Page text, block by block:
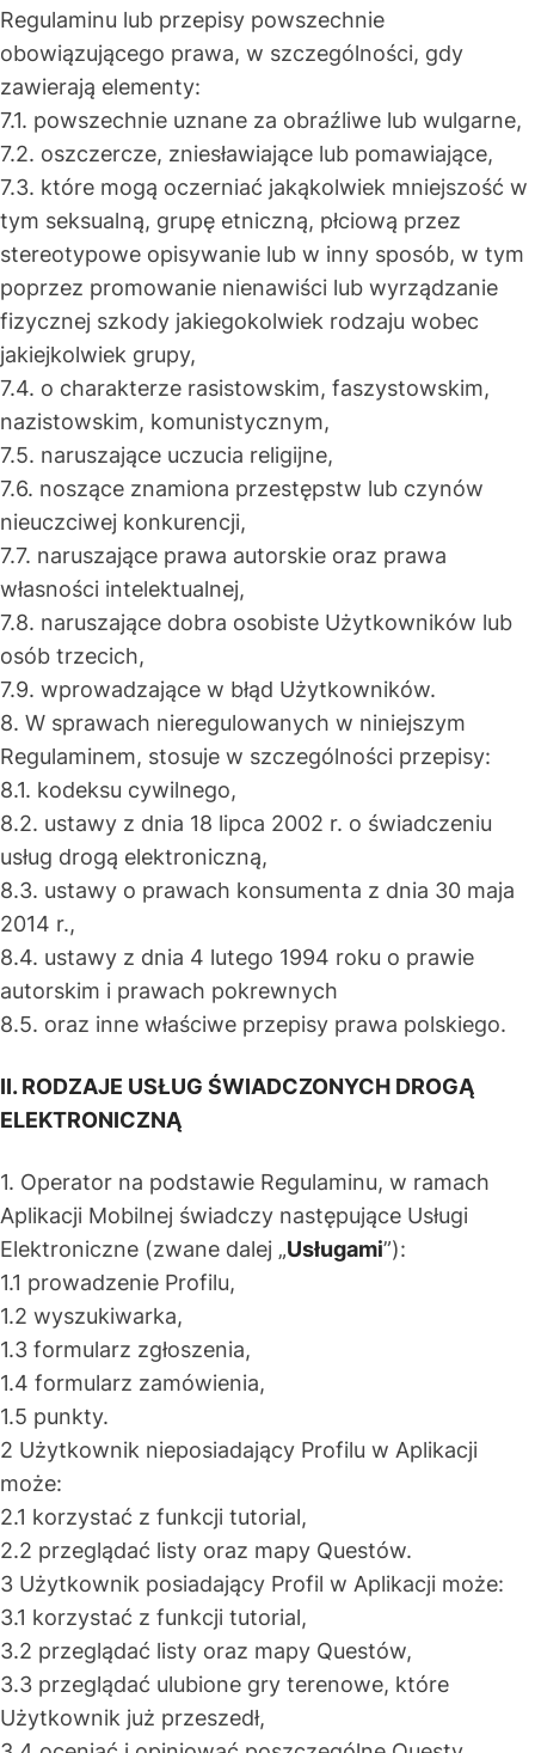
Regulaminu lub przepisy powszechnie
obowiązującego prawa, w szczególności, gdy
zawierają elementy:
7.1. powszechnie uznane za obraźliwe lub wulgarne,
7.2. oszczercze, zniesławiające lub pomawiające,
7.3. które mogą oczerniać jakąkolwiek mniejszość w
tym seksualną, grupę etniczną, płciową przez
stereotypowe opisywanie lub w inny sposób, w tym
poprzez promowanie nienawiści lub wyrządzanie
fizycznej szkody jakiegokolwiek rodzaju wobec
jakiejkolwiek grupy,
7.4. o charakterze rasistowskim, faszystowskim,
nazistowskim, komunistycznym,
7.5. naruszające uczucia religijne,
7.6. noszące znamiona przestępstw lub czynów
nieuczciwej konkurencji,
7.7. naruszające prawa autorskie oraz prawa
własności intelektualnej,
7.8. naruszające dobra osobiste Użytkowników lub
osób trzecich,
7.9. wprowadzające w błąd Użytkowników.
8. W sprawach nieregulowanych w niniejszym
Regulaminem, stosuje w szczególności przepisy:
8.1. kodeksu cywilnego,
8.2. ustawy z dnia 18 lipca 2002 r. o świadczeniu
usług drogą elektroniczną,
8.3. ustawy o prawach konsumenta z dnia 30 maja
2014 r.,
8.4. ustawy z dnia 4 lutego 1994 roku o prawie
autorskim i prawach pokrewnych
8.5. oraz inne właściwe przepisy prawa polskiego.
II. RODZAJE USŁUG ŚWIADCZONYCH DROGĄ
ELEKTRONICZNĄ
1. Operator na podstawie Regulaminu, w ramach
Aplikacji Mobilnej świadczy następujące Usługi
Elektroniczne (zwane dalej „Usługami”):
1.1 prowadzenie Profilu,
1.2 wyszukiwarka,
1.3 formularz zgłoszenia,
1.4 formularz zamówienia,
1.5 punkty.
2 Użytkownik nieposiadający Profilu w Aplikacji
może:
2.1 korzystać z funkcji tutorial,
2.2 przeglądać listy oraz mapy Questów.
3 Użytkownik posiadający Profil w Aplikacji może:
3.1 korzystać z funkcji tutorial,
3.2 przeglądać listy oraz mapy Questów,
3.3 przeglądać ulubione gry terenowe, które
Użytkownik już przeszedł,